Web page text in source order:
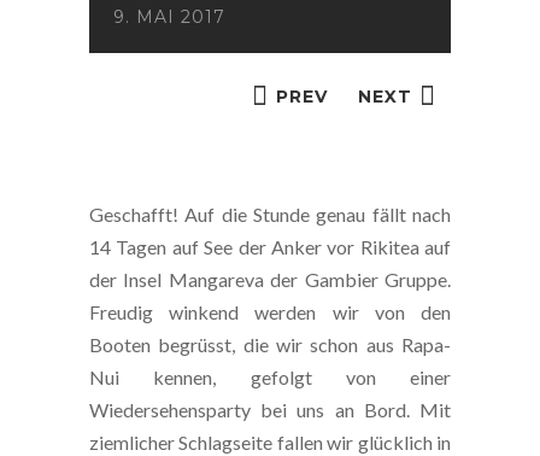
PREV NEXT
9. MAI 2017
Geschafft! Auf die Stunde genau fällt nach
14 Tagen auf See der Anker vor Rikitea auf
der Insel Mangareva der Gambier Gruppe.
Freudig winkend werden wir von den
Booten begrüsst, die wir schon aus Rapa-
Nui kennen, gefolgt von einer
Wiedersehensparty bei uns an Bord. Mit
ziemlicher Schlagseite fallen wir glücklich in